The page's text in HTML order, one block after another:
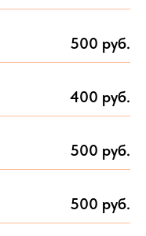
500 руб.
400 руб.
500 руб.
500 руб.